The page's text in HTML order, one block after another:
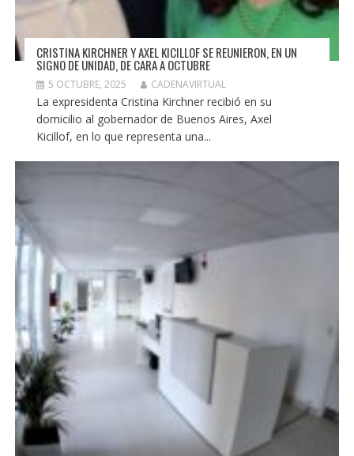
CRISTINA KIRCHNER Y AXEL KICILLOF SE REUNIERON, EN UN
SIGNO DE UNIDAD, DE CARA A OCTUBRE
5 OCTUBRE, 2025 CADENAVIRTUAL
La expresidenta Cristina Kirchner recibió en su
domicilio al gobernador de Buenos Aires, Axel
Kicillof, en lo que representa una...